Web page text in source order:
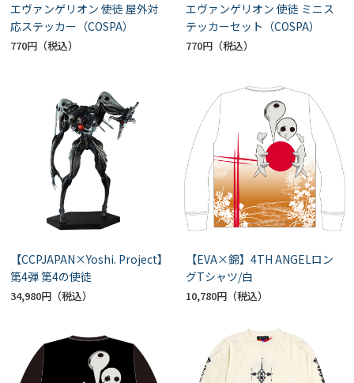
エヴァンゲリオン 使徒 屋外対
応ステッカー（COSPA）
770円
エヴァンゲリオン 使徒 ミニス
テッカーセット（COSPA）
770円
【CCPJAPAN×Yoshi. Project】
第4弾 第4の使徒
34,980円
【EVA×錦】4TH ANGELロン
グTシャツ/白
10,780円